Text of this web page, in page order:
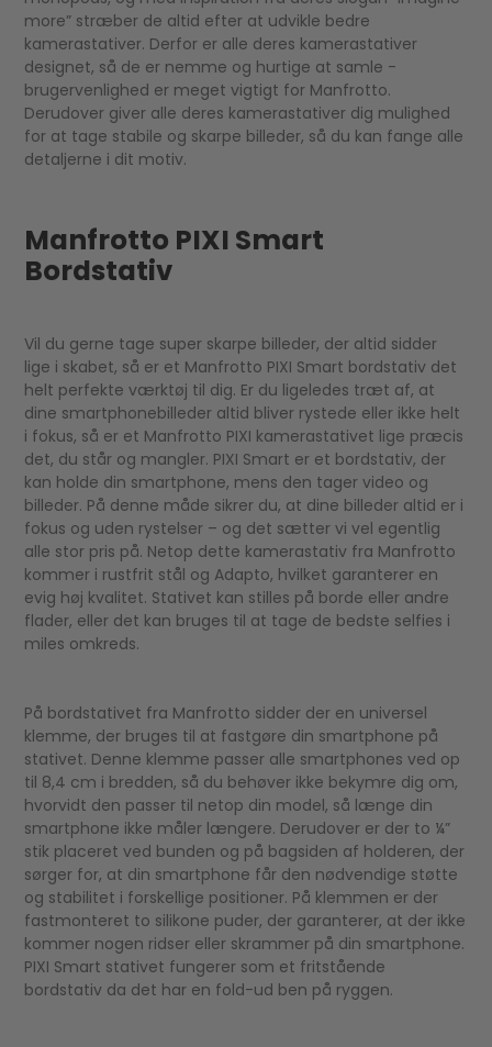
more” stræber de altid efter at udvikle bedre
kamerastativer. Derfor er alle deres kamerastativer
designet, så de er nemme og hurtige at samle -
brugervenlighed er meget vigtigt for Manfrotto.
Derudover giver alle deres kamerastativer dig mulighed
for at tage stabile og skarpe billeder, så du kan fange alle
detaljerne i dit motiv.
Manfrotto PIXI Smart
Bordstativ
Vil du gerne tage super skarpe billeder, der altid sidder
lige i skabet, så er et Manfrotto PIXI Smart bordstativ det
helt perfekte værktøj til dig. Er du ligeledes træt af, at
dine smartphonebilleder altid bliver rystede eller ikke helt
i fokus, så er et Manfrotto PIXI kamerastativet lige præcis
det, du står og mangler. PIXI Smart er et bordstativ, der
kan holde din smartphone, mens den tager video og
billeder. På denne måde sikrer du, at dine billeder altid er i
fokus og uden rystelser – og det sætter vi vel egentlig
alle stor pris på. Netop dette kamerastativ fra Manfrotto
kommer i rustfrit stål og Adapto, hvilket garanterer en
evig høj kvalitet. Stativet kan stilles på borde eller andre
flader, eller det kan bruges til at tage de bedste selfies i
miles omkreds.
På bordstativet fra Manfrotto sidder der en universel
klemme, der bruges til at fastgøre din smartphone på
stativet. Denne klemme passer alle smartphones ved op
til 8,4 cm i bredden, så du behøver ikke bekymre dig om,
hvorvidt den passer til netop din model, så længe din
smartphone ikke måler længere. Derudover er der to ¼”
stik placeret ved bunden og på bagsiden af holderen, der
sørger for, at din smartphone får den nødvendige støtte
og stabilitet i forskellige positioner. På klemmen er der
fastmonteret to silikone puder, der garanterer, at der ikke
kommer nogen ridser eller skrammer på din smartphone.
PIXI Smart stativet fungerer som et fritstående
bordstativ da det har en fold-ud ben på ryggen.